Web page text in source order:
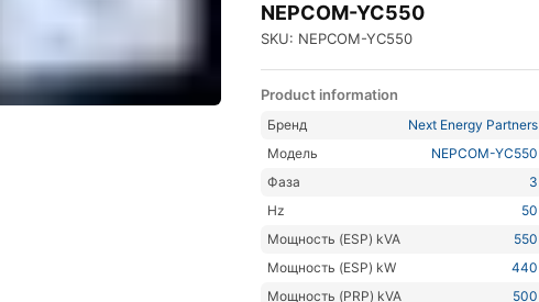
NEPCOM-YC550
SKU: NEPCOM-YC550
Product information
Бренд
Next Energy Partners
Модель
NEPCOM-YC550
Фаза
3
Hz
50
Мощность (ESP) kVA
550
Мощность (ESP) kW
440
Мощность (PRP) kVA
500